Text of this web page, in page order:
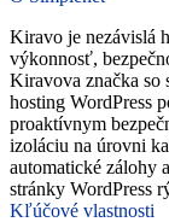
Kiravo je nezávislá
výkonnosť,
Kiravova značka so
hosting WordPress
proaktívnym
izoláciu na úrovni
automatické zálohy
stránky WordPress
Kľúčové vlastnosti